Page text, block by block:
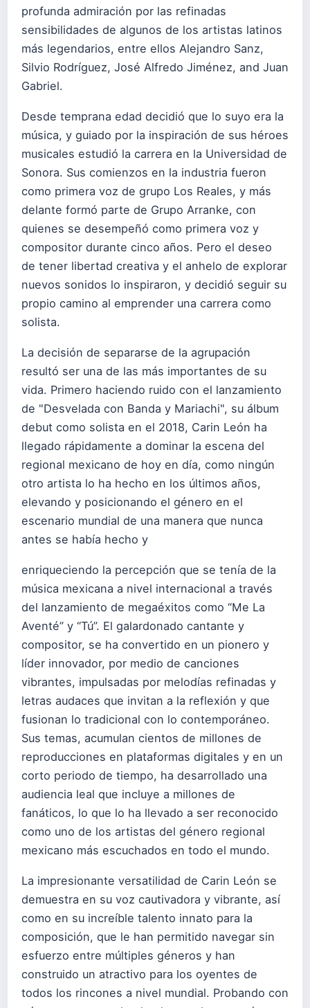
profunda admiración por las refinadas
sensibilidades de algunos de los artistas latinos
más legendarios, entre ellos Alejandro Sanz,
Silvio Rodríguez, José Alfredo Jiménez, and Juan
Gabriel.
Desde temprana edad decidió que lo suyo era la
música, y guiado por la inspiración de sus héroes
musicales estudió la carrera en la Universidad de
Sonora. Sus comienzos en la industria fueron
como primera voz de grupo Los Reales, y más
delante formó parte de Grupo Arranke, con
quienes se desempeñó como primera voz y
compositor durante cinco años. Pero el deseo
de tener libertad creativa y el anhelo de explorar
nuevos sonidos lo inspiraron, y decidió seguir su
propio camino al emprender una carrera como
solista.
La decisión de separarse de la agrupación
resultó ser una de las más importantes de su
vida. Primero haciendo ruido con el lanzamiento
de "Desvelada con Banda y Mariachi", su álbum
debut como solista en el 2018, Carin León ha
llegado rápidamente a dominar la escena del
regional mexicano de hoy en día, como ningún
otro artista lo ha hecho en los últimos años,
elevando y posicionando el género en el
escenario mundial de una manera que nunca
antes se había hecho y
enriqueciendo la percepción que se tenía de la
música mexicana a nivel internacional a través
del lanzamiento de megaéxitos como “Me La
Aventé” y “Tú”. El galardonado cantante y
compositor, se ha convertido en un pionero y
líder innovador, por medio de canciones
vibrantes, impulsadas por melodías refinadas y
letras audaces que invitan a la reflexión y que
fusionan lo tradicional con lo contemporáneo.
Sus temas, acumulan cientos de millones de
reproducciones en plataformas digitales y en un
corto periodo de tiempo, ha desarrollado una
audiencia leal que incluye a millones de
fanáticos, lo que lo ha llevado a ser reconocido
como uno de los artistas del género regional
mexicano más escuchados en todo el mundo.
La impresionante versatilidad de Carin León se
demuestra en su voz cautivadora y vibrante, así
como en su increíble talento innato para la
composición, que le han permitido navegar sin
esfuerzo entre múltiples géneros y han
construido un atractivo para los oyentes de
todos los rincones a nivel mundial. Probando con